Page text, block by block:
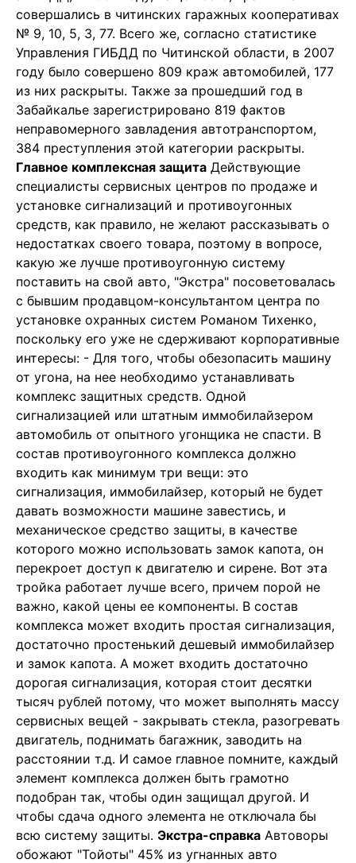
совершались в читинских гаражных кооперативах
№ 9, 10, 5, 3, 77. Всего же, согласно статистике
Управления ГИБДД по Читинской области, в 2007
году было совершено 809 краж автомобилей, 177
из них раскрыты. Также за прошедший год в
Забайкалье зарегистрировано 819 фактов
неправомерного завладения автотранспортом,
384 преступления этой категории раскрыты.
Главное комплексная защита Действующие
специалисты сервисных центров по продаже и
установке сигнализаций и противоугонных
средств, как правило, не желают рассказывать о
недостатках своего товара, поэтому в вопросе,
какую же лучше противоугонную систему
поставить на свой авто, "Экстра" посоветовалась
с бывшим продавцом-консультантом центра по
установке охранных систем Романом Тихенко,
поскольку его уже не сдерживают корпоративные
интересы: - Для того, чтобы обезопасить машину
от угона, на нее необходимо устанавливать
комплекс защитных средств. Одной
сигнализацией или штатным иммобилайзером
автомобиль от опытного угонщика не спасти. В
состав противоугонного комплекса должно
входить как минимум три вещи: это
сигнализация, иммобилайзер, который не будет
давать возможности машине завестись, и
механическое средство защиты, в качестве
которого можно использовать замок капота, он
перекроет доступ к двигателю и сирене. Вот эта
тройка работает лучше всего, причем порой не
важно, какой цены ее компоненты. В состав
комплекса может входить простая сигнализация,
достаточно простенький дешевый иммобилайзер
и замок капота. А может входить достаточно
дорогая сигнализация, которая стоит десятки
тысяч рублей потому, что может выполнять массу
сервисных вещей - закрывать стекла, разогревать
двигатель, поднимать багажник, заводить на
расстоянии т.д. И самое главное помните, каждый
элемент комплекса должен быть грамотно
подобран так, чтобы один защищал другой. И
чтобы сдача одного элемента не отключала бы
всю систему защиты. Экстра-справка Автоворы
обожают "Тойоты" 45% из угнанных авто